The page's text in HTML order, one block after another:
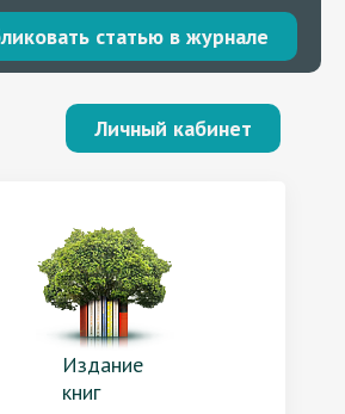
статью в журнале
Личный кабинет
Издание
книг